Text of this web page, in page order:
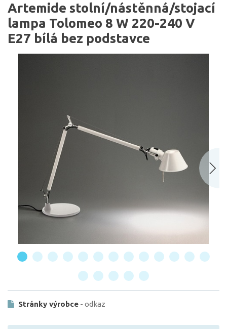
Artemide stolní/nástěnná/stojací
lampa Tolomeo 8 W 220-240 V
E27 bílá bez podstavce
Stránky výrobce - odkaz